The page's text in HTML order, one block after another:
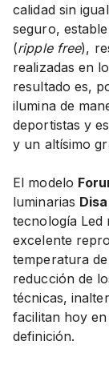
calidad sin
seguro,
(ripple free),
realizadas en
resultado es,
ilumina de
deportistas y
y un altísimo
El modelo
luminarias
tecnología Led
excelente
temperatura
reducción de
técnicas,
facilitan hoy
definición.